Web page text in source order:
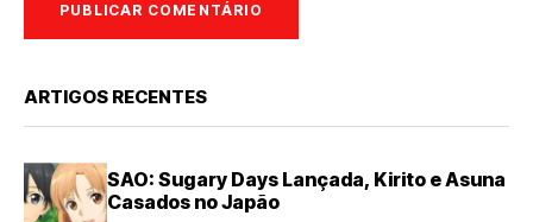
ARTIGOS RECENTES
SAO: Sugary Days Lançada, Kirito e Asuna
Casados no Japão